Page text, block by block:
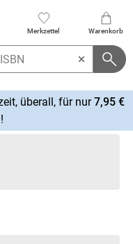
Merkzettel Warenkorb
überall, für nur7,95 €
!